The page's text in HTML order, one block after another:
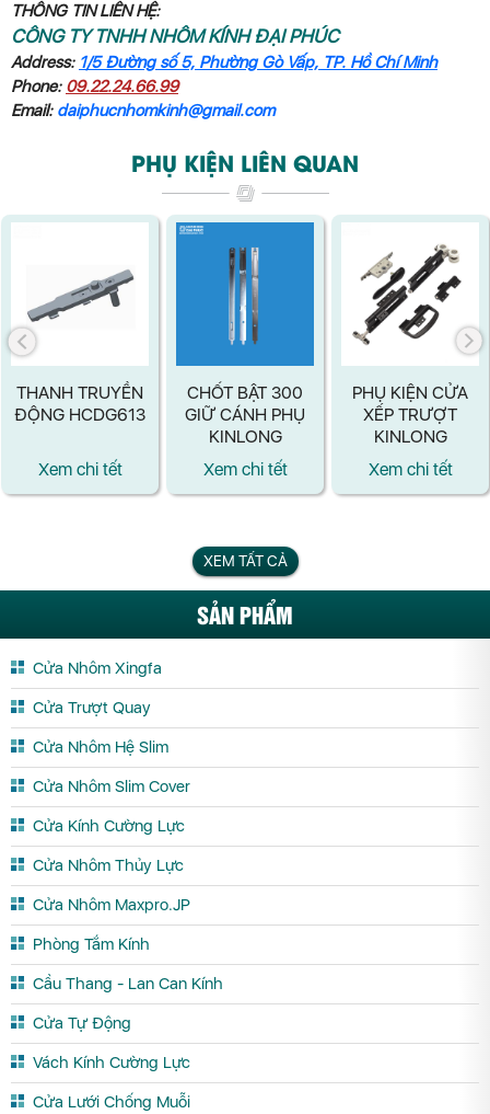
THÔNG TIN LIÊN HỆ:
CÔNG TY TNHH NHÔM KÍNH ĐẠI PHÚC
Address: 1/5 Đường số 5, Phường Gò Vấp, TP. Hồ Chí Minh
Phone: 09.22.24.66.99
Email: daiphucnhomkinh@gmail.com
PHỤ KIỆN LIÊN QUAN
THANH TRUYỀN
ĐỘNG HCDG613
Xem chi tết
CHỐT BẬT 300
GIỮ CÁNH PHỤ
KINLONG
Xem chi tết
PHỤ KIỆN CỬA
XẾP TRƯỢT
KINLONG
Xem chi tết
XEM TẤT CẢ
SẢN PHẨM
Cửa Nhôm Xingfa
Cửa Trượt Quay
Cửa Nhôm Hệ Slim
Cửa Nhôm Slim Cover
Cửa Kính Cường Lực
Cửa Nhôm Thủy Lực
Cửa Nhôm Maxpro.JP
Phòng Tắm Kính
Cầu Thang - Lan Can Kính
Cửa Tự Động
Vách Kính Cường Lực
Cửa Lưới Chống Muỗi